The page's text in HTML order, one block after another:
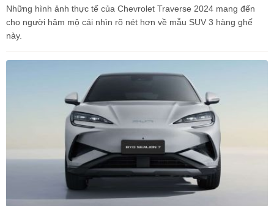
Những hình ảnh thực tế của Chevrolet Traverse 2024 mang đến
cho người hâm mộ cái nhìn rõ nét hơn về mẫu SUV 3 hàng ghế
này.